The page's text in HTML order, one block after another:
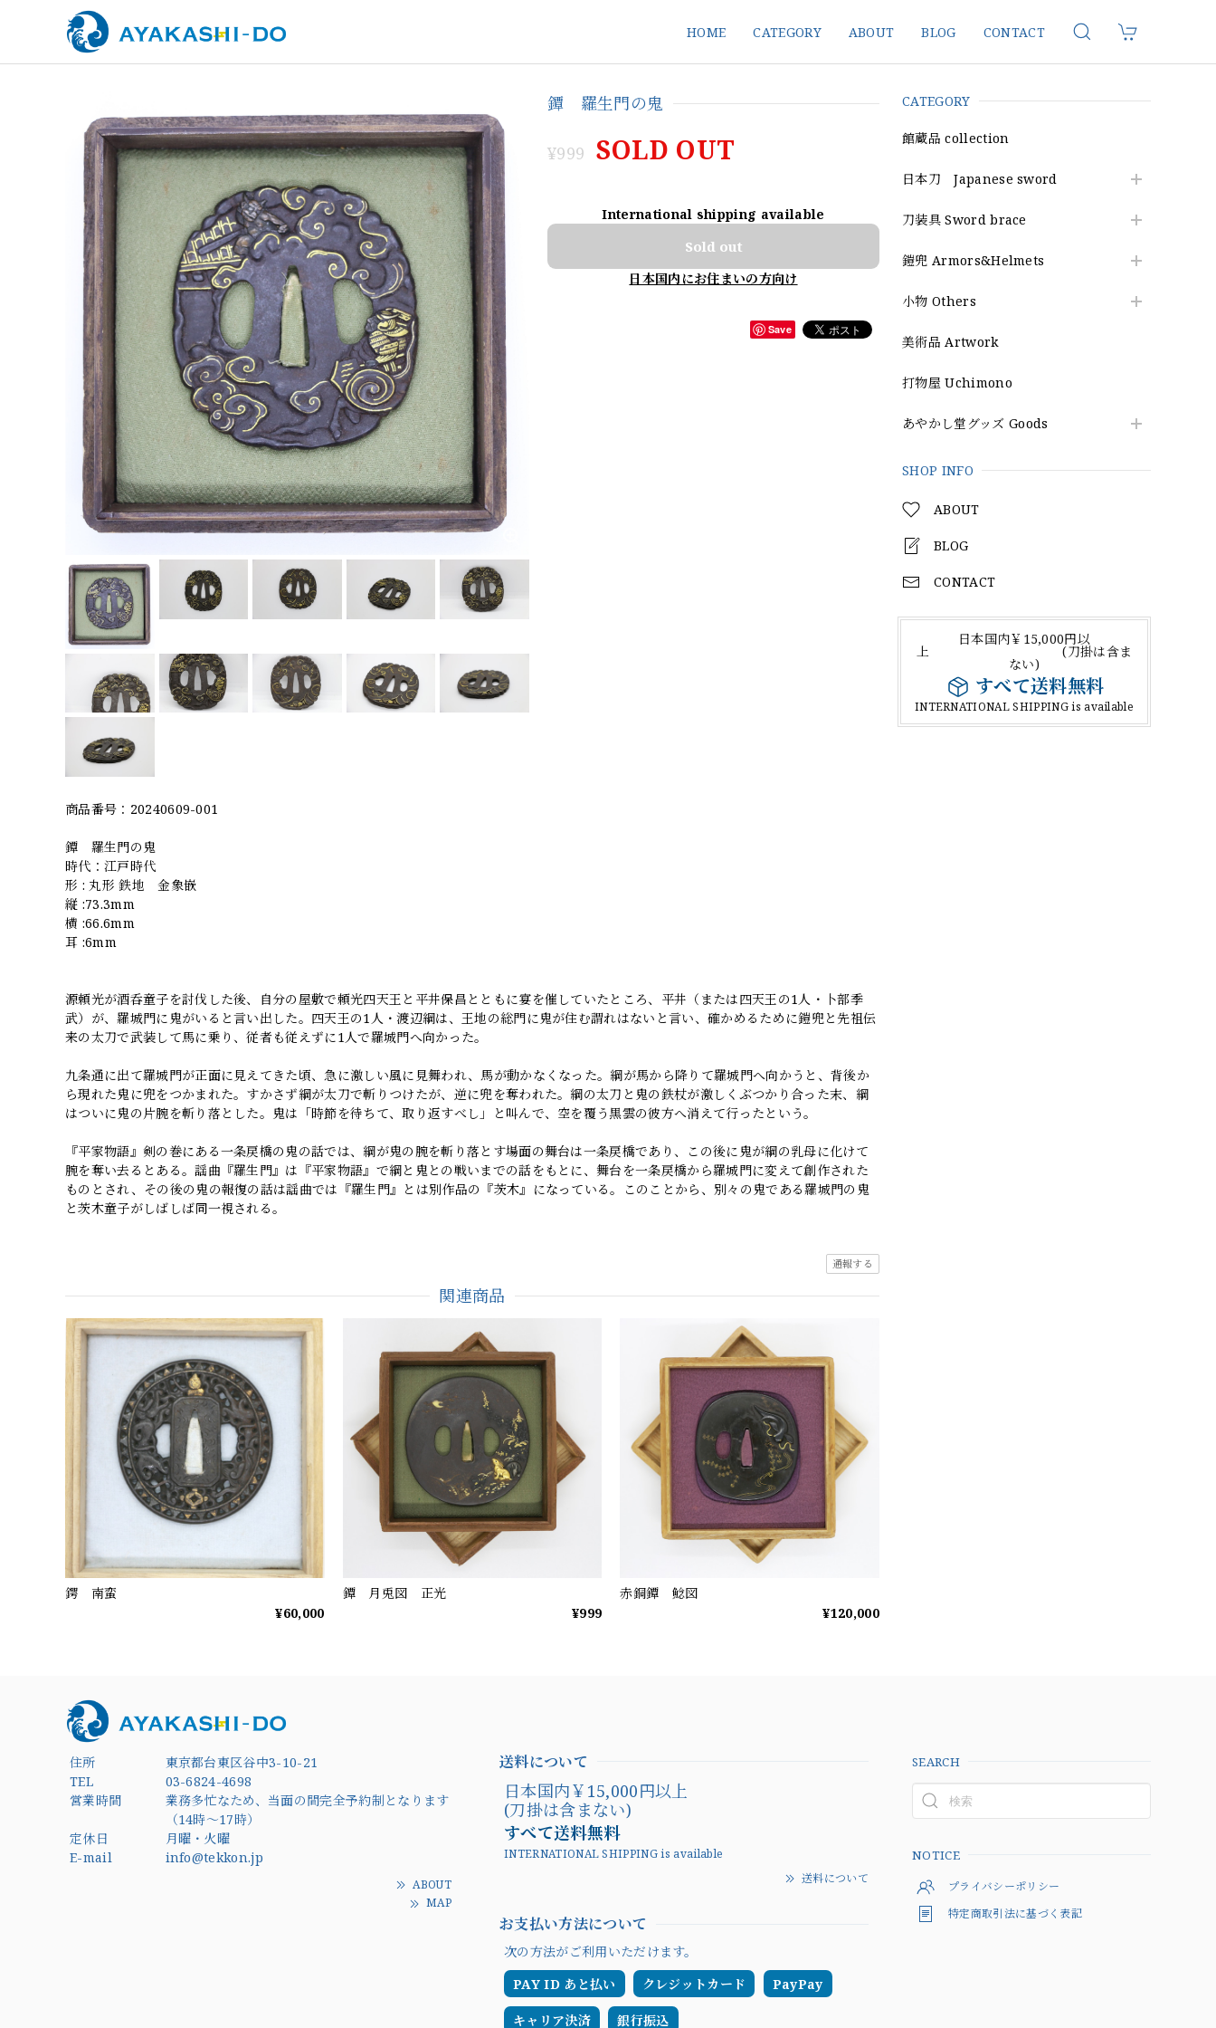
HOME CATEGORY ABOUT BLOG CONTACT
CATEGORY
館蔵品 collection
日本刀 Japanese sword
刀装具 Sword brace
鎧兜 Armors&Helmets
小物 Others
美術品 Artwork
打物屋 Uchimono
あやかし堂グッズ Goods
SHOP INFO
ABOUT
BLOG
CONTACT
日本国内￥15,000円以
上 (刀掛は含ま
ない)
すべて送料無料
INTERNATIONAL SHIPPING is available
鐔 羅生門の鬼
¥999 SOLD OUT
International shipping available
Sold out
日本国内にお住まいの方向け
Save
商品番号：20240609-001
鐔 羅生門の鬼
時代：江戸時代
形 : 丸形 鉄地 金象嵌
縦 :73.3mm
横 :66.6mm
耳 :6mm
源頼光が酒呑童子を討伐した後、自分の屋敷で頼光四天王と平井保昌とともに宴を催していたところ、平井（または四天王の1人・卜部季
武）が、羅城門に鬼がいると言い出した。四天王の1人・渡辺綱は、王地の総門に鬼が住む謂れはないと言い、確かめるために鎧兜と先祖伝
来の太刀で武装して馬に乗り、従者も従えずに1人で羅城門へ向かった。
九条通に出て羅城門が正面に見えてきた頃、急に激しい風に見舞われ、馬が動かなくなった。綱が馬から降りて羅城門へ向かうと、背後か
ら現れた鬼に兜をつかまれた。すかさず綱が太刀で斬りつけたが、逆に兜を奪われた。綱の太刀と鬼の鉄杖が激しくぶつかり合った末、綱
はついに鬼の片腕を斬り落とした。鬼は「時節を待ちて、取り返すべし」と叫んで、空を覆う黒雲の彼方へ消えて行ったという。
『平家物語』剣の巻にある一条戻橋の鬼の話では、綱が鬼の腕を斬り落とす場面の舞台は一条戻橋であり、この後に鬼が綱の乳母に化けて
腕を奪い去るとある。謡曲『羅生門』は『平家物語』で綱と鬼との戦いまでの話をもとに、舞台を一条戻橋から羅城門に変えて創作された
ものとされ、その後の鬼の報復の話は謡曲では『羅生門』とは別作品の『茨木』になっている。このことから、別々の鬼である羅城門の鬼
と茨木童子がしばしば同一視される。
通報する
関連商品
鍔 南蛮
¥60,000
鐔 月兎図 正光
¥999
赤銅鐔 鯰図
¥120,000
住所
東京都台東区谷中3-10-21
TEL
03-6824-4698
営業時間
業務多忙なため、当面の間完全予約制となります
（14時～17時）
定休日
月曜・火曜
E-mail
info@tekkon.jp
ABOUT
MAP
送料について
日本国内￥15,000円以上
(刀掛は含まない)
すべて送料無料
INTERNATIONAL SHIPPING is available
送料について
お支払い方法について
次の方法がご利用いただけます。
PAY ID あと払い
クレジットカード PayPay
キャリア決済 銀行振込
SEARCH
NOTICE
プライバシーポリシー
特定商取引法に基づく表記